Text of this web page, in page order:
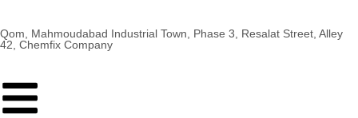
Qom, Mahmoudabad Industrial Town, Phase 3, Resalat Street, Alley
42, Chemfix Company